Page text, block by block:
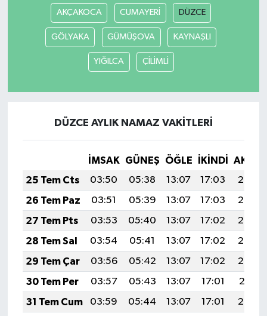
AKÇAKOCA CUMAYERİ DÜZCE
GÖLYAKA GÜMÜŞOVA KAYNAŞLI
YIĞILCA ÇİLİMLİ
DÜZCE AYLIK NAMAZ VAKITLERI
İMSAK GÜNEŞ ÖĞLE İKINDI
25 Tem Cts
03:50 05:38 13:07 17:03
20:26
26 Tem Paz
03:51 05:39 13:07 17:03
20:25
27 Tem Pts
03:53 05:40 13:07 17:02
20:24
28 Tem Sal
03:54 05:41 13:07 17:02
20:23
29 Tem Çar
03:56 05:42 13:07 17:02
20:22
30 Tem Per
03:57 05:43 13:07 17:01
20:21
31 Tem Cum
03:59 05:44 13:07 17:01
20:20